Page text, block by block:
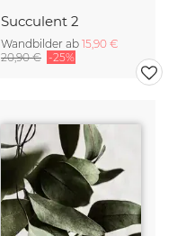
Succulent 2
Wandbilder ab 15,90 €
20,90 € -25%